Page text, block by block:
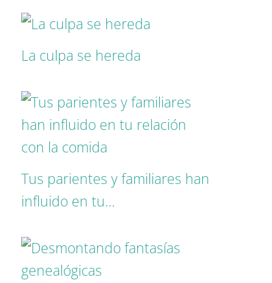
La culpa se hereda
Tus parientes y familiares han
influido en tu…